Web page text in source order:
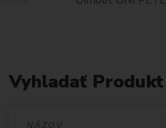
Vyhladať Produkt